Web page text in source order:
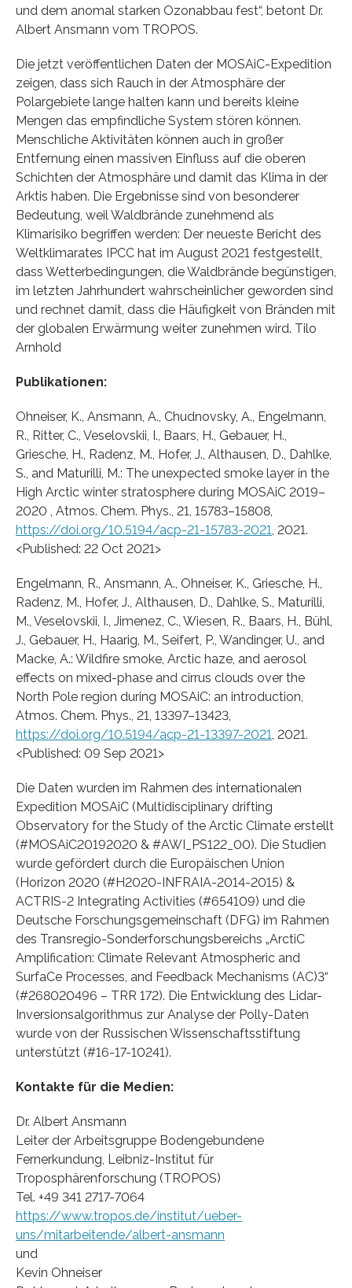
und dem anomal starken Ozonabbau fest“, betont Dr.
Albert Ansmann vom TROPOS.
Die jetzt veröffentlichen Daten der MOSAiC-Expedition
zeigen, dass sich Rauch in der Atmosphäre der
Polargebiete lange halten kann und bereits kleine
Mengen das empfindliche System stören können.
Menschliche Aktivitäten können auch in großer
Entfernung einen massiven Einfluss auf die oberen
Schichten der Atmosphäre und damit das Klima in der
Arktis haben. Die Ergebnisse sind von besonderer
Bedeutung, weil Waldbrände zunehmend als
Klimarisiko begriffen werden: Der neueste Bericht des
Weltklimarates IPCC hat im August 2021 festgestellt,
dass Wetterbedingungen, die Waldbrände begünstigen,
im letzten Jahrhundert wahrscheinlicher geworden sind
und rechnet damit, dass die Häufigkeit von Bränden mit
der globalen Erwärmung weiter zunehmen wird. Tilo
Arnhold
Publikationen:
Ohneiser, K., Ansmann, A., Chudnovsky, A., Engelmann,
R., Ritter, C., Veselovskii, I., Baars, H., Gebauer, H.,
Griesche, H., Radenz, M., Hofer, J., Althausen, D., Dahlke,
S., and Maturilli, M.: The unexpected smoke layer in the
High Arctic winter stratosphere during MOSAiC 2019–
2020 , Atmos. Chem. Phys., 21, 15783–15808,
https://doi.org/10.5194/acp-21-15783-2021, 2021.
<Published: 22 Oct 2021>
Engelmann, R., Ansmann, A., Ohneiser, K., Griesche, H.,
Radenz, M., Hofer, J., Althausen, D., Dahlke, S., Maturilli,
M., Veselovskii, I., Jimenez, C., Wiesen, R., Baars, H., Bühl,
J., Gebauer, H., Haarig, M., Seifert, P., Wandinger, U., and
Macke, A.: Wildfire smoke, Arctic haze, and aerosol
effects on mixed-phase and cirrus clouds over the
North Pole region during MOSAiC: an introduction,
Atmos. Chem. Phys., 21, 13397–13423,
https://doi.org/10.5194/acp-21-13397-2021, 2021.
<Published: 09 Sep 2021>
Die Daten wurden im Rahmen des internationalen
Expedition MOSAiC (Multidisciplinary drifting
Observatory for the Study of the Arctic Climate erstellt
(#MOSAiC20192020 & #AWI_PS122_00). Die Studien
wurde gefördert durch die Europäischen Union
(Horizon 2020 (#H2020-INFRAIA-2014-2015) &
ACTRIS-2 Integrating Activities (#654109) und die
Deutsche Forschungsgemeinschaft (DFG) im Rahmen
des Transregio-Sonderforschungsbereichs „ArctiC
Amplification: Climate Relevant Atmospheric and
SurfaCe Processes, and Feedback Mechanisms (AC)3“
(#268020496 – TRR 172). Die Entwicklung des Lidar-
Inversionsalgorithmus zur Analyse der Polly-Daten
wurde von der Russischen Wissenschaftsstiftung
unterstützt (#16-17-10241).
Kontakte für die Medien:
Dr. Albert Ansmann
Leiter der Arbeitsgruppe Bodengebundene
Fernerkundung, Leibniz-Institut für
Troposphärenforschung (TROPOS)
Tel. +49 341 2717-7064
https://www.tropos.de/institut/ueber-
uns/mitarbeitende/albert-ansmann
und
Kevin Ohneiser